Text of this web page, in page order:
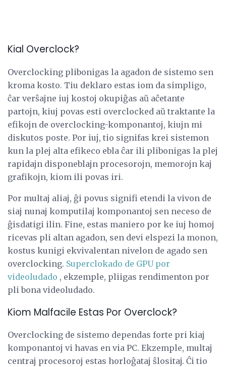
Kial Overclock?
Overclocking plibonigas la agadon de sistemo sen
kroma kosto. Tiu deklaro estas iom da simpligo,
ĉar verŝajne iuj kostoj okupiĝas aŭ aĉetante
partojn, kiuj povas esti overclocked aŭ traktante la
efikojn de overclocking-komponantoj, kiujn mi
diskutos poste. Por iuj, tio signifas krei sistemon
kun la plej alta efikeco ebla ĉar ili plibonigas la plej
rapidajn disponeblajn procesorojn, memorojn kaj
grafikojn, kiom ili povas iri.
Por multaj aliaj, ĝi povus signifi etendi la vivon de
siaj nunaj komputilaj komponantoj sen neceso de
ĝisdatigi ilin. Fine, estas maniero por ke iuj homoj
ricevas pli altan agadon, sen devi elspezi la monon,
kostus kunigi ekvivalentan nivelon de agado sen
overclocking. Superclokado de GPU por
videoludado , ekzemple, pliigas rendimenton por
pli bona videoludado.
Kiom Malfacile Estas Por Overclock?
Overclocking de sistemo dependas forte pri kiaj
komponantoj vi havas en via PC. Ekzemple, multaj
centraj procesoroj estas horloĝataj ŝlositaj. Ĉi tio